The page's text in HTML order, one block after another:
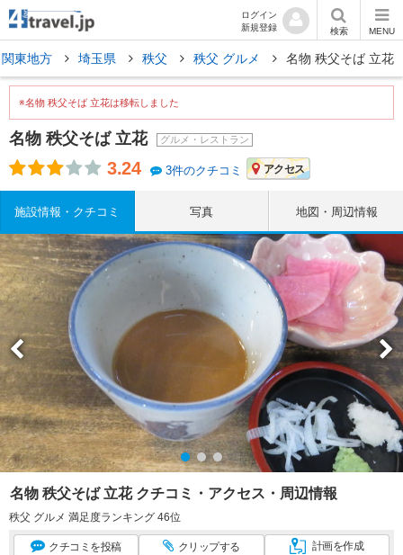
ログイン
新規登録
検索 MENU
関東地方 埼玉県 秩父 秩父 グルメ 名物 秩父そば 立花
※名物 秩父そば 立花は移転しました
名物 秩父そば 立花 グルメ・レストラン
3.24 3件のクチコミ アクセス
施設情報・クチコミ 写真 地図・周辺情報
名物 秩父そば 立花 クチコミ・アクセス・周辺情報
秩父 グルメ 満足度ランキング 46位
クチコミ を投稿 クリップする 計画を作成